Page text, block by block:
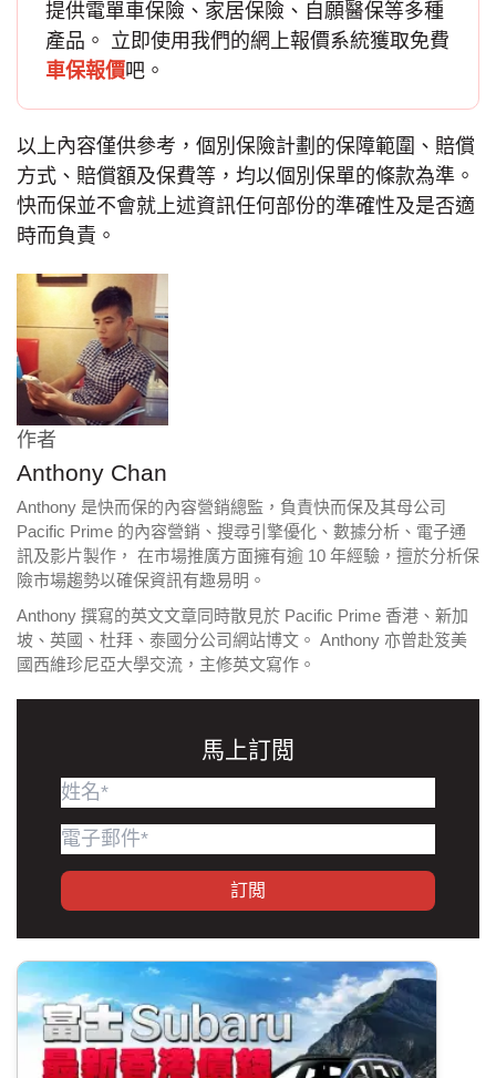
提供電單車保險、家居保險、自願醫保等多種
產品。 立即使用我們的網上報價系統獲取免費
車保報價吧。
以上內容僅供參考，個別保險計劃的保障範圍、賠償
方式、賠償額及保費等，均以個別保單的條款為準。
快而保並不會就上述資訊任何部份的準確性及是否適
時而負責。
作者
Anthony Chan
Anthony 是快而保的內容營銷總監，負責快而保及其母公司
Pacific Prime 的內容營銷、搜尋引擎優化、數據分析、電子通
訊及影片製作， 在市場推廣方面擁有逾 10 年經驗，擅於分析保
險市場趨勢以確保資訊有趣易明。
Anthony 撰寫的英文文章同時散見於 Pacific Prime 香港、新加
坡、英國、杜拜、泰國分公司網站博文。 Anthony 亦曾赴笈美
國西維珍尼亞大學交流，主修英文寫作。
馬上訂閲
訂閲